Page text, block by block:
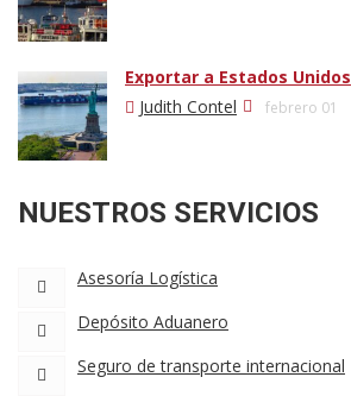
Exportar a Estados Unidos
Judith Contel
febrero 01
NUESTROS SERVICIOS
Asesoría Logística
Depósito Aduanero
Seguro de transporte internacional